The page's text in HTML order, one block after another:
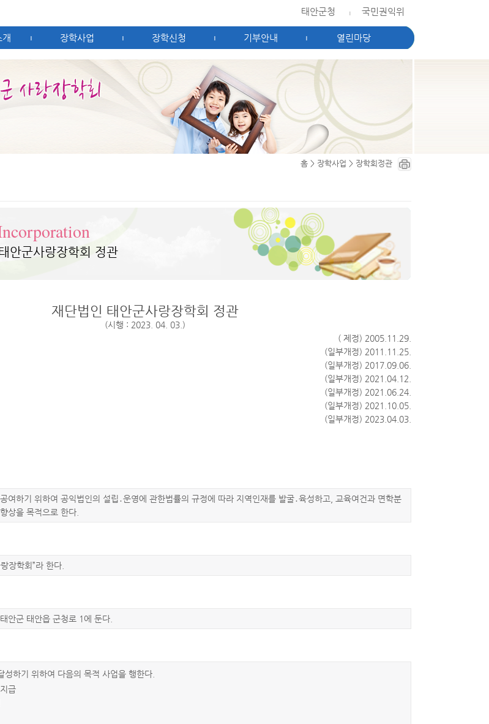
태안군청 국민권익위
| 장학사업 | 장학신청 | 기부안내 | 열린마당
홈 > 장학사업 > 장학회정관
안군사랑장학회 정관
재단법인 태안군사랑장학회 정관
(시행 : 2023. 04. 03.)
( 제정) 2005.11.29.
(일부개정) 2011.11.25.
(일부개정) 2017.09.06.
(일부개정) 2021.04.12.
(일부개정) 2021.06.24.
(일부개정) 2021.10.05.
(일부개정) 2023.04.03.
여하기 위하여 공익법인의 설립․운영에 관한법률의 규정에 따라 지역인재를 발굴․육성하고, 교육여건과 면학분
상을 목적으로 한다.
장학회”라 한다.
안군 태안읍 군청로 1에 둔다.
하기 위하여 다음의 목적 사업을 행한다.
급